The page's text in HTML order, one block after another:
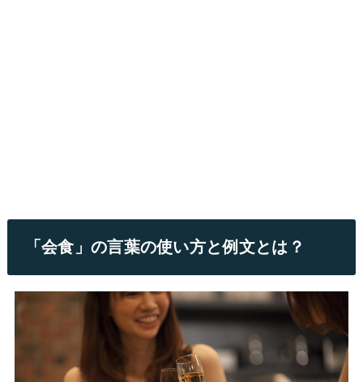
「会食」の言葉の使い方と例文とは？